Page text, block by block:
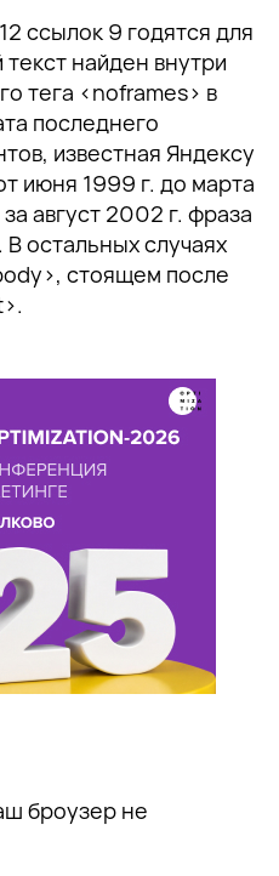
ссылок 9 годятся для
найден внутри
тега <noframes> в
последнего
известная Яндексу
июня 1999 г. до марта
август 2002 г. фраза
остальных случаях
стоящем после
броузер не
почты,
внутри
почты,
внутри
на
мероприятия.
почты,
внутри